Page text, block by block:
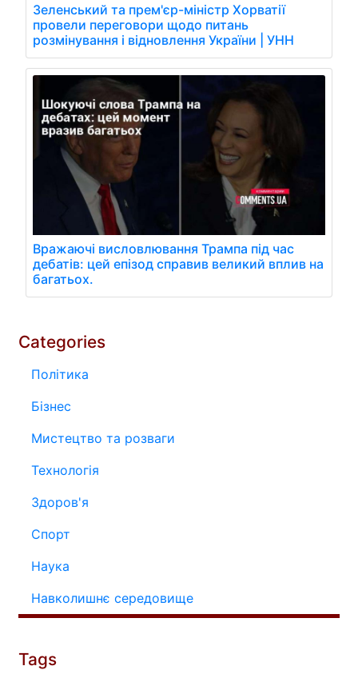
Зеленський та прем'єр-міністр Хорватії
провели переговори щодо питань
розмінування і відновлення України | УНН
Вражаючі висловлювання Трампа під час
дебатів: цей епізод справив великий вплив на
багатьох.
Categories
Політика
Бізнес
Мистецтво та розваги
Технологія
Здоров'я
Спорт
Наука
Навколишнє середовище
Tags